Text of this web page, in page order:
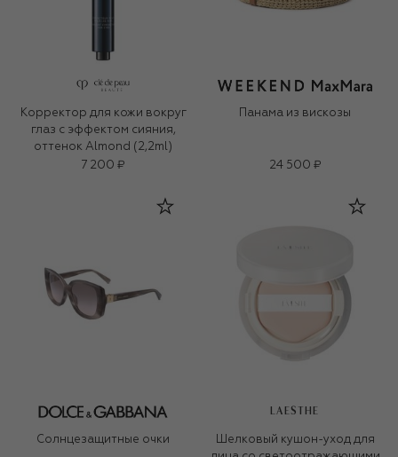
Корректор для кожи вокруг
глаз с эффектом сияния,
оттенок Almond (2,2ml)
7 200 ₽
Панама из вискозы
24 500 ₽
Солнцезащитные очки
LAESTHE
Шелковый кушон-уход для